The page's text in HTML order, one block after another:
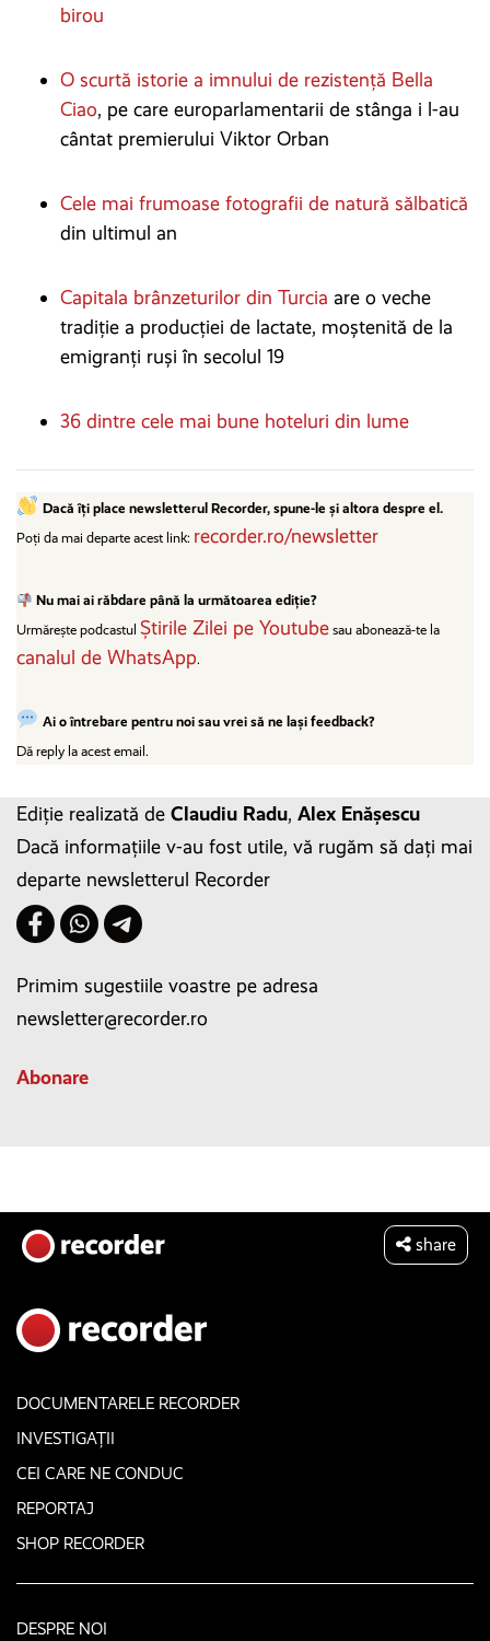
birou
O scurtă istorie a imnului de rezistență Bella
Ciao, pe care europarlamentarii de stânga i l-au
cântat premierului Viktor Orban
Cele mai frumoase fotografii de natură sălbatică
din ultimul an
Capitala brânzeturilor din Turcia are o veche
tradiție a producției de lactate, moștenită de la
emigranți ruși în secolul 19
36 dintre cele mai bune hoteluri din lume
Dacă îți place newsletterul Recorder, spune-le și altora despre el.
Poți da mai departe acest link: recorder.ro/newsletter
Nu mai ai răbdare până la următoarea ediție?
Urmărește podcastul Știrile Zilei pe Youtube sau abonează-te la
canalul de WhatsApp.
Ai o întrebare pentru noi sau vrei să ne lași feedback?
Dă reply la acest email.
Ediție realizată de Claudiu Radu, Alex Enășescu
Dacă informațiile v-au fost utile, vă rugăm să dați mai
departe newsletterul Recorder
Primim sugestiile voastre pe adresa
newsletter@recorder.ro
Abonare
share
DOCUMENTARELE RECORDER
INVESTIGAȚII
CEI CARE NE CONDUC
REPORTAJ
SHOP RECORDER
DESPRE NOI